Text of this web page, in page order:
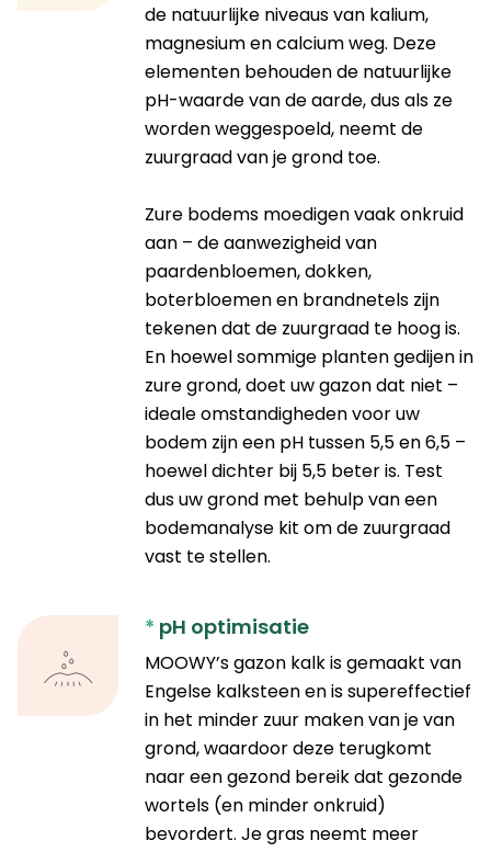
de natuurlijke niveaus van kalium,
magnesium en calcium weg. Deze
elementen behouden de natuurlijke
pH-waarde van de aarde, dus als ze
worden weggespoeld, neemt de
zuurgraad van je grond toe.
Zure bodems moedigen vaak onkruid
aan – de aanwezigheid van
paardenbloemen, dokken,
boterbloemen en brandnetels zijn
tekenen dat de zuurgraad te hoog is.
En hoewel sommige planten gedijen in
zure grond, doet uw gazon dat niet –
ideale omstandigheden voor uw
bodem zijn een pH tussen 5,5 en 6,5 –
hoewel dichter bij 5,5 beter is. Test
dus uw grond met behulp van een
bodemanalyse kit om de zuurgraad
vast te stellen.
* pH optimisatie
MOOWY’s gazon kalk is gemaakt van
Engelse kalksteen en is supereffectief
in het minder zuur maken van je van
grond, waardoor deze terugkomt
naar een gezond bereik dat gezonde
wortels (en minder onkruid)
bevordert. Je gras neemt meer